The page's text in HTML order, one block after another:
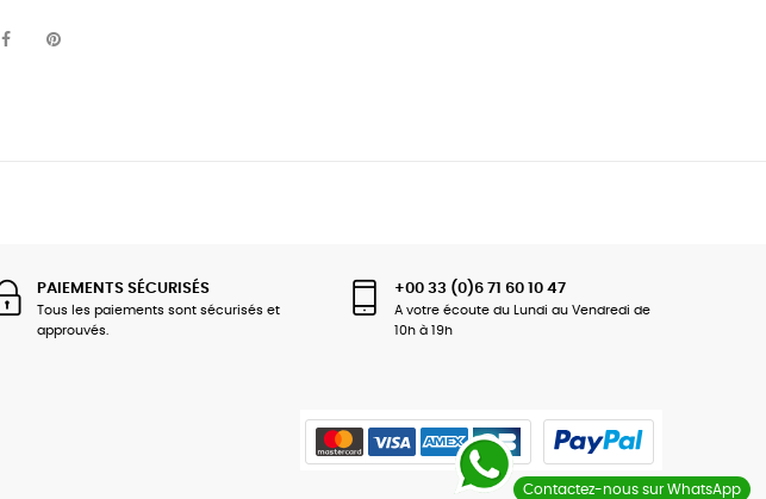
PAIEMENTS SÉCURISÉS
Tous les paiements sont sécurisés et
approuvés.
+00 33 (0)6 71 60 10 47
A votre écoute du Lundi au Vendredi de
10h à 19h
Contactez-nous sur WhatsApp